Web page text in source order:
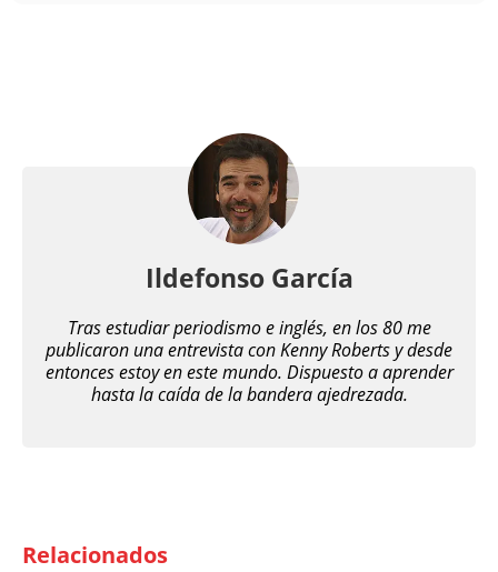
Ildefonso García
Tras estudiar periodismo e inglés, en los 80 me
publicaron una entrevista con Kenny Roberts y desde
entonces estoy en este mundo. Dispuesto a aprender
hasta la caída de la bandera ajedrezada.
Relacionados